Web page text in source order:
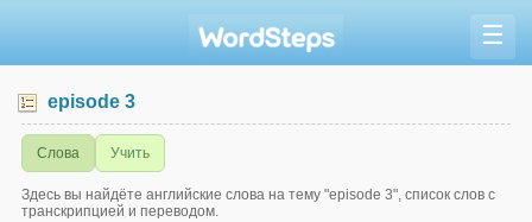
☰
episode 3
Слова Учить
Здесь вы найдёте английские слова на тему "episode 3", список слов с
транскрипцией и переводом.